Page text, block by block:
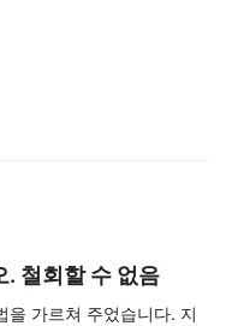
는 계정 유형에 따라 다릅
하로 시작됩니다.
도를 충족시키기 위해 맞
을 트레이더에게 제공합
목적 거래 인터페이스입
차트 도구 및 다양한 사
. 철회할 수 없음
을 가르쳐 주었습니다. 지